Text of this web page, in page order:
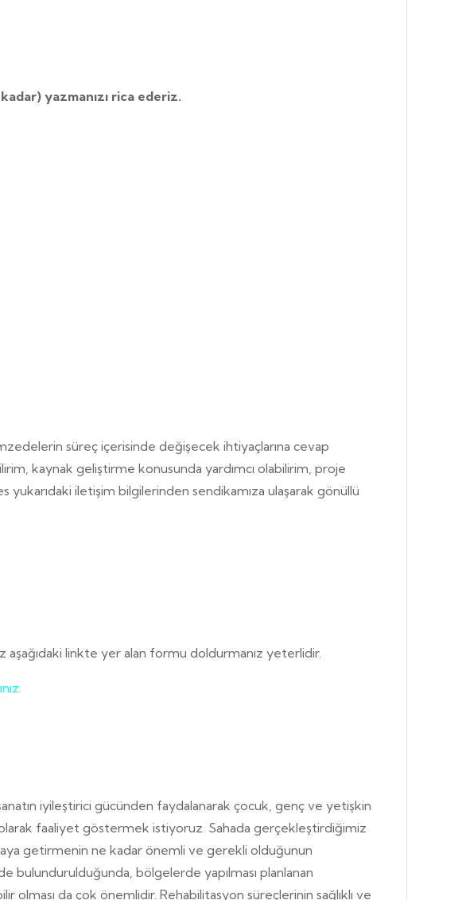
kadar) yazmanızı rica ederiz.
süreç içerisinde değişecek ihtiyaçlarına cevap
kaynak geliştirme konusunda yardımcı olabilirim, proje
iletişim bilgilerinden sendikamıza ulaşarak gönüllü
linkte yer alan formu doldurmanız yeterlidir.
iyileştirici gücünden faydalanarak çocuk, genç ve yetişkin
faaliyet göstermek istiyoruz. Sahada gerçekleştirdiğimiz
getirmenin ne kadar önemli ve gerekli olduğunun
bulundurulduğunda, bölgelerde yapılması planlanan
da çok önemlidir. Rehabilitasyon süreçlerinin sağlıklı ve